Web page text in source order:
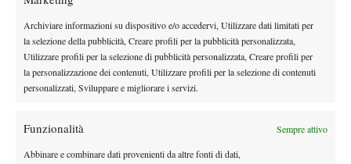
Archiviare informazioni su dispositivo e/o accedervi, Utilizzare dati limitati per
la selezione della pubblicità, Creare profili per la pubblicità personalizzata,
Utilizzare profili per la selezione di pubblicità personalizzata, Creare profili per
la personalizzazione dei contenuti, Utilizzare profili per la selezione di contenuti
personalizzati, Sviluppare e migliorare i servizi.
Funzionalità Sempre attivo
Abbinare e combinare dati provenienti da altre fonti di dati,
punti di vista. Abbiamo assistito a un torneo spettacolare e
ricevuto tanti complimenti da parte delle giocatrici. La scelta di
ridurre le partecipanti a 64 è stata azzeccata, perché ci ha
permesso di dare la giusta importanza a tutte le sfide. Non
facendo anche un pensiero al salto a livello internazionale. Ma è
presto per parlarne: intanto ci godiamo questo successo, poi